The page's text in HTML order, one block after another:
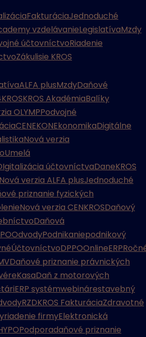
FakturáciaJednoduché
vzdelávanieLegislatívaMzdy
účtovníctvoRiadenie
Zákulisie KROS
ALFA plusMzdyDaňové
KROSKROS AkadémiaBalíky
OLYMPPodvojné
CENEKONEkonomikaDigitálne
Nová verzia
Umelá
účtovníctvaDaneKROS
Nová verzia ALFA plusJednoduché
priznanie fyzických
Nová verzia CENKROSDaňový
Daňová
OdvodyPodnikaniepodnikový
ÚčtovníctvoDPPOOnlineERP
Daňové priznanie právnických
eKasaDaň z motorových
ERP systémwebinárestavebný
RZDKROS FakturáciaZdravotné
riadenie firmyElektronická
Podporadaňové priznanie